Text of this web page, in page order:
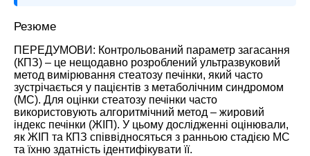
Резюме
ПЕРЕДУМОВИ: Контрольований параметр загасання
(КПЗ) – це нещодавно розроблений ультразвуковий
метод вимірювання стеатозу печінки, який часто
зустрічається у пацієнтів з метаболічним синдромом
(МС). Для оцінки стеатозу печінки часто
використовують алгоритмічний метод – жировий
індекс печінки (ЖІП). У цьому дослідженні оцінювали,
як ЖІП та КПЗ співвідносяться з ранньою стадією МС
та їхню здатність ідентифікувати її.